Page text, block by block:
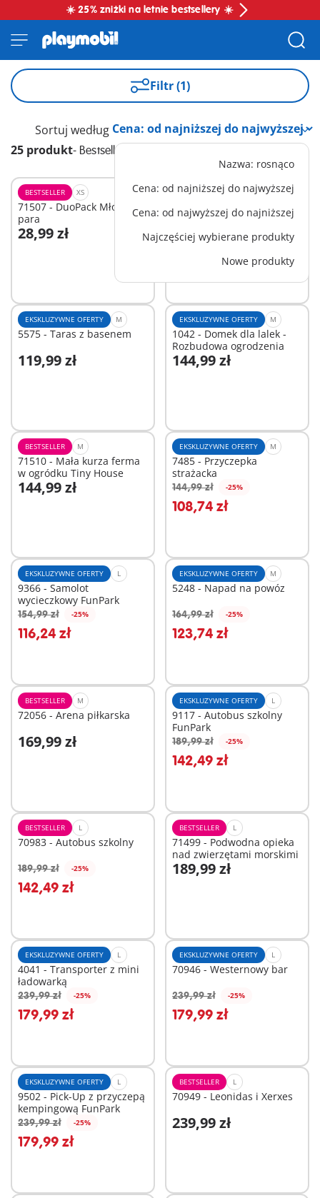
☀️ 25% zniżki na letnie bestsellery ☀️
Filtr (1)
25 produkt- Bestseller
Sortuj według
Nazwa: rosnąco
Cena: od najniższej do najwyższej
Cena: od najwyższej do najniższej
Najczęściej wybierane produkty
Nowe produkty
BESTSELLER XS
71507 - DuoPack Młoda
para
28,99 zł
Dodaj do koszyka
EKSKLUZYWNE OFERTY XS
6530 - Rodzina Hauser
52,99 zł -25%
Dodaj do koszyka
EKSKLUZYWNE OFERTY M
5575 - Taras z basenem
119,99 zł
Dodaj do koszyka
EKSKLUZYWNE OFERTY M
1042 - Domek dla lalek -
Rozbudowa ogrodzenia
144,99 zł
Dodaj do koszyka
BESTSELLER M
71510 - Mała kurza ferma
w ogródku Tiny House
144,99 zł
Dodaj do koszyka
EKSKLUZYWNE OFERTY M
7485 - Przyczepka
strażacka
144,99 zł -25%
108,74 zł
Dodaj do koszyka
EKSKLUZYWNE OFERTY L
9366 - Samolot
wycieczkowy FunPark
154,99 zł -25%
116,24 zł
Dodaj do koszyka
EKSKLUZYWNE OFERTY M
5248 - Napad na powóz
164,99 zł -25%
123,74 zł
Dodaj do koszyka
BESTSELLER M
72056 - Arena piłkarska
169,99 zł
Dodaj do koszyka
EKSKLUZYWNE OFERTY L
9117 - Autobus szkolny
FunPark
189,99 zł -25%
142,49 zł
Dodaj do koszyka
BESTSELLER L
70983 - Autobus szkolny
189,99 zł -25%
142,49 zł
Dodaj do koszyka
BESTSELLER L
71499 - Podwodna opieka
nad zwierzętami morskimi
189,99 zł
Dodaj do koszyka
EKSKLUZYWNE OFERTY L
4041 - Transporter z mini
ładowarką
239,99 zł -25%
179,99 zł
Dodaj do koszyka
EKSKLUZYWNE OFERTY L
70946 - Westernowy bar
239,99 zł -25%
179,99 zł
Dodaj do koszyka
EKSKLUZYWNE OFERTY L
9502 - Pick-Up z przyczepą
kempingową FunPark
239,99 zł -25%
179,99 zł
Dodaj do koszyka
BESTSELLER L
70949 - Leonidas i Xerxes
239,99 zł
Dodaj do koszyka